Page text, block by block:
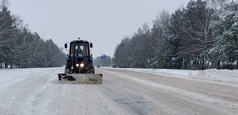
Zelenski a ajuns în Serbia, în prima
sa vizită în acest stat aliat
tradițional al Rusiei după 2022